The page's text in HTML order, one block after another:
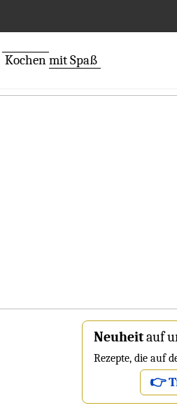
Kochenmit Spaß
Neuheitauf
Rezepte, die auf
👉